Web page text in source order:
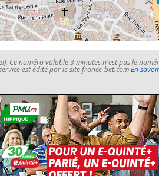
Ce numéro valable 3 minutes n'est pas le
est édité par le site france-bet.comEn